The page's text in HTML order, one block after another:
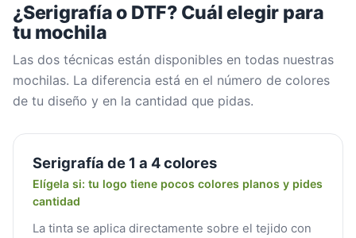
¿Serigrafía o DTF? Cuál elegir para
tu mochila
Las dos técnicas están disponibles en todas nuestras
mochilas. La diferencia está en el número de colores
de tu diseño y en la cantidad que pidas.
Serigrafía de 1 a 4 colores
Elígela si: tu logo tiene pocos colores planos y pides
cantidad
La tinta se aplica directamente sobre el tejido con